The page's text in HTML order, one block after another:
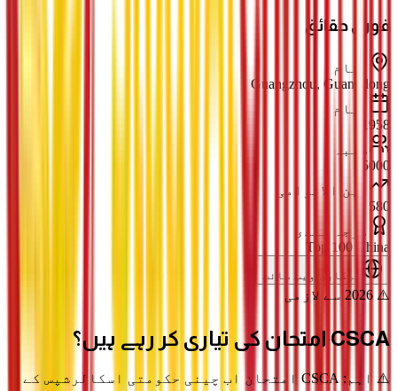
فوری حقائق
مقام
Guangzhou, Guangdong
قیام
1958
طلبہ
55000
بین الاقوامی
580
درجہ بندی
Top 100 China
سرکاری ویب سائٹ
⚠️ 2026 سے لازمی
CSCA امتحان کی تیاری کر رہے ہیں؟
⚠️ اہم: CSCA امتحان اب چینی حکومتی اسکالرشپس کے